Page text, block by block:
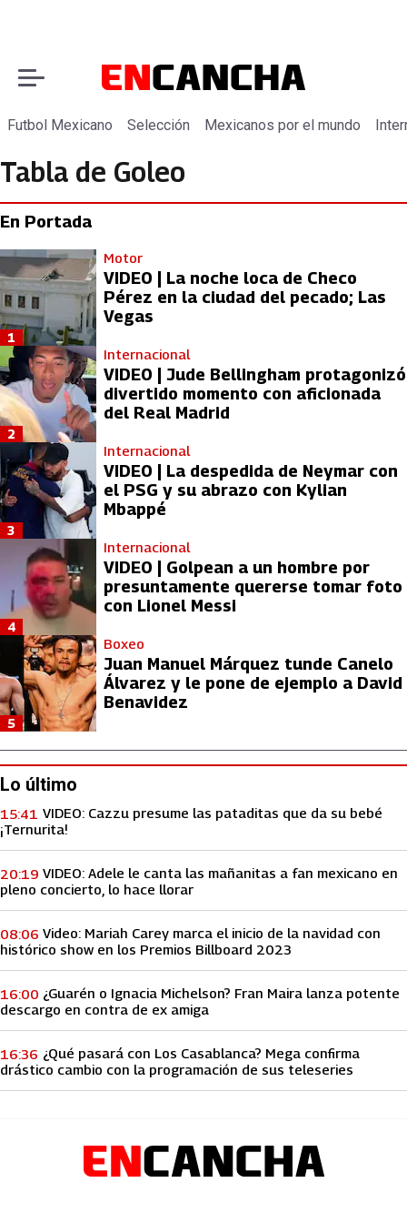
Futbol Mexicano Selección Mexicanos por el mundo
Tabla de Goleo
En Portada
Motor
VIDEO | La noche loca de Checo
Pérez en la ciudad del pecado; Las
Vegas
1
Internacional
VIDEO | Jude Bellingham protagonizó
divertido momento con aficionada
del Real Madrid
2
Internacional
VIDEO | La despedida de Neymar con
el PSG y su abrazo con Kylian
Mbappé
3
Internacional
VIDEO | Golpean a un hombre por
presuntamente quererse tomar foto
con Lionel Messi
4
Boxeo
Juan Manuel Márquez tunde Canelo
Álvarez y le pone de ejemplo a David
Benavidez
5
Lo último
VIDEO: Cazzu presume las pataditas que da su bebé
¡Ternurita!
15:41
VIDEO: Adele le canta las mañanitas a fan mexicano en
pleno concierto, lo hace llorar
20:19
Video: Mariah Carey marca el inicio de la navidad con
histórico show en los Premios Billboard 2023
08:06
¿Guarén o Ignacia Michelson? Fran Maira lanza potente
descargo en contra de ex amiga
16:00
¿Qué pasará con Los Casablanca? Mega confirma
drástico cambio con la programación de sus teleseries
16:36